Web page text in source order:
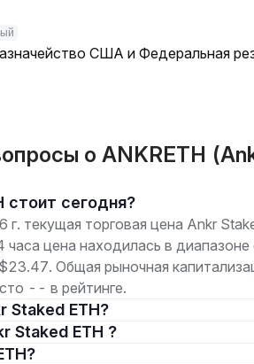
США и Федеральная
о ANKRETH
стоит сегодня?
текущая торговая цена Ankr
цена находилась в
Общая рыночная
-- в рейтинге.
Staked ETH?
Staked ETH ?